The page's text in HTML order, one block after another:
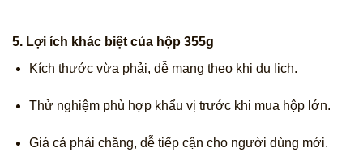
5. Lợi ích khác biệt của hộp 355g
Kích thước vừa phải, dễ mang theo khi du lịch.
Thử nghiệm phù hợp khẩu vị trước khi mua hộp lớn.
Giá cả phải chăng, dễ tiếp cận cho người dùng mới.